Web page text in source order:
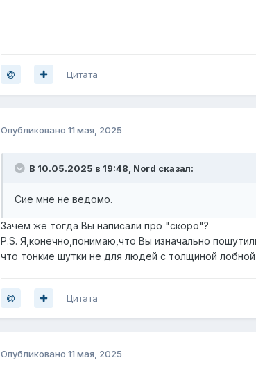
Цитата
Опубликовано 11 мая, 2025
В 10.05.2025 в 19:48, Nord сказал:
Сие мне не ведомо.
Зачем же тогда Вы написали про "скоро"?
P.S. Я,конечно,понимаю,что Вы изначально
что тонкие шутки не для людей с толщиной
Цитата
Опубликовано 11 мая, 2025